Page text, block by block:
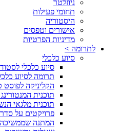
ניוזלטר
תחומי פעילות
היסטוריה
אישורים וטפסים
מדיניות הפרטיות
לתרומה >
סיוע כלכלי
סיוע כלכלי
תרומה לסיוע
הקליניקה
תוכנית
תוכנית מלגאי
פרויקטים על
המתנה